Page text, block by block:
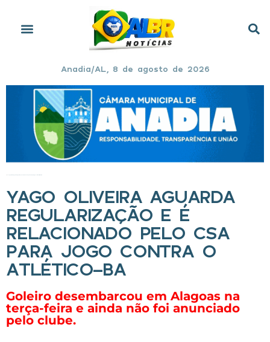
Anadia/AL, 8 de agosto de 2026
YAGO OLIVEIRA AGUARDA
REGULARIZAÇÃO E É
RELACIONADO PELO CSA
PARA JOGO CONTRA O
ATLÉTICO-BA
Goleiro desembarcou em Alagoas na
terça-feira e ainda não foi anunciado
pelo clube.